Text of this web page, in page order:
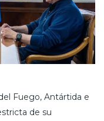
Fuego, Antártida e
de su